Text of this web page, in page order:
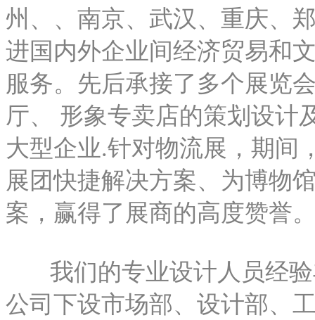
州、、南京、武汉、重庆、
进国内外企业间经济贸易和
服务。先后承接了多个展览
厅、 形象专卖店的策划设计
大型企业.针对物流展，期间
展团快捷解决方案、为博物
案，赢得了展商的高度赞誉
我们的专业设计人员经验
公司下设市场部、设计部、